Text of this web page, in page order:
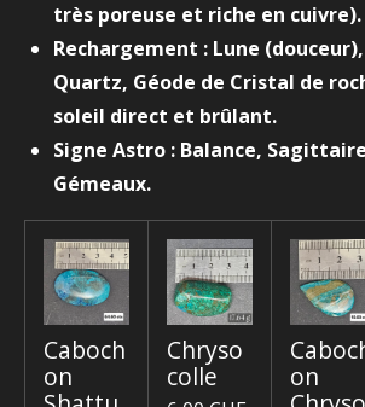
très poreuse et riche en cuivre).
Rechargement : Lune
Quartz, Géode de Cristal de
soleil direct et brûlant.
Signe Astro : Balance,
Gémeaux.
Caboch
on
Chryso
colle
on